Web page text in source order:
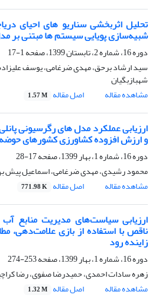
تحلیل اثربخشی سناریو های احیای
شبیه‌سازی پویایی سیستم ها مبتنی بر
دوره 16، شماره 2، تابستان 1399، صفحه
1-17
سید ارشاد برحق، مهدی ضرغامی، یوسف
شهبازبگیان
مشاهده مقاله
اصل مقاله 1.57 M
ارزیابی عملکرد مدل های رگرسیونی
و ارزش افزوده کشاورزی کشورهای
دوره 16، شماره 1، بهار 1399، صفحه
17-28
محمود رشیدی، مهدی ضرغامی، اسماعیل پیش
مشاهده مقاله
اصل مقاله 771.98 K
ارزیابی سیاست‌های مدیریت منابع
ناقص با استفاده از بازی علامت‌دهی،
زاینده رود
دوره 16، شماره 1، بهار 1399، صفحه
253-274
زهره سادات احمدی، حمیدرضا صفوی، رضا
مشاهده مقاله
اصل مقاله 1.32 M